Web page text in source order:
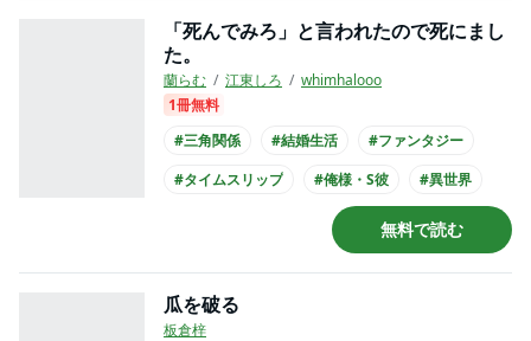
「死んでみろ」と言われたので死にまし
た。
蘭らむ 江東しろ
whimhalooo
1冊無料
#三角関係
#結婚生活
#ファンタジー
#タイムスリップ
#俺様・S彼
#異世界
#王族・貴族との恋愛
#黒髪男子
無料で読む
瓜を破る
板倉梓